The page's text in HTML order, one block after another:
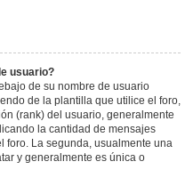
usuario?
de su nombre de usuario
de la plantilla que utilice el foro,
(rank) del usuario, generalmente
la cantidad de mensajes
foro. La segunda, usualmente una
y generalmente es única o